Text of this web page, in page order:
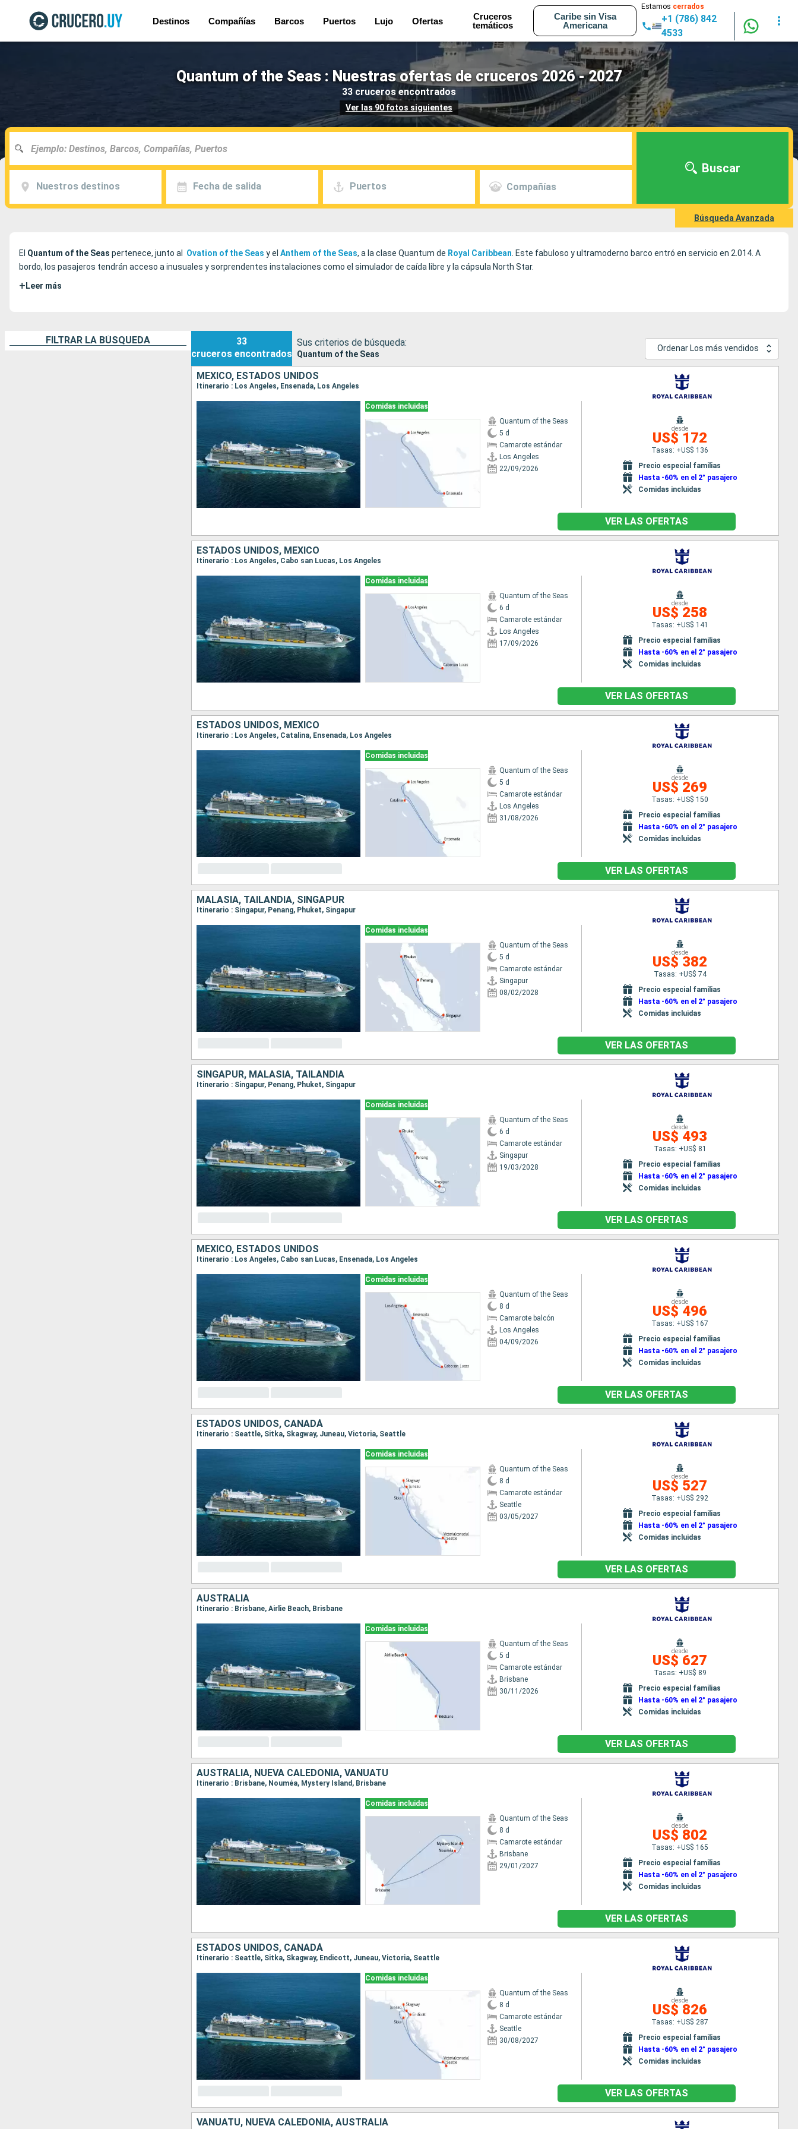
Destinos Compañías Barcos Puertos Lujo Ofertas
Cruceros
temáticos
Caribe sin Visa
Americana
Estamos cerrados
+1 (786) 842
4533
Quantum of the Seas : Nuestras ofertas de cruceros 2026 - 2027
33 cruceros encontrados
Ver las 90 fotos siguientes
Nuestros destinos Fecha de salida Puertos Compañías
Buscar
Búsqueda Avanzada
El Quantum of the Seas pertenece, junto al Ovation of the Seas y el Anthem of the Seas, a la clase Quantum de Royal Caribbean . Este fabuloso y ultramoderno barco entró en servicio en 2.014. A
bordo, los pasajeros tendrán acceso a inusuales y sorprendentes instalaciones como el simulador de caída libre y la cápsula North Star.
+ Leer más
FILTRAR LA BÚSQUEDA
33
cruceros encontrados
Sus criterios de búsqueda:
Quantum of the Seas
Ordenar Los más vendidos
MÉXICO, ESTADOS UNIDOS
Itinerario : Los Angeles, Ensenada, Los Angeles
Comidas incluidas
Quantum of the Seas
5 d
Camarote estándar
Los Angeles
22/09/2026
desde
US$ 172
Tasas: +US$ 136
Precio especial familias
Hasta -60% en el 2° pasajero
Comidas incluidas
VER LAS OFERTAS
ESTADOS UNIDOS, MÉXICO
Itinerario : Los Angeles, Cabo san Lucas, Los Angeles
Comidas incluidas
Quantum of the Seas
6 d
Camarote estándar
Los Angeles
17/09/2026
desde
US$ 258
Tasas: +US$ 141
Precio especial familias
Hasta -60% en el 2° pasajero
Comidas incluidas
VER LAS OFERTAS
ESTADOS UNIDOS, MÉXICO
Itinerario : Los Angeles, Catalina, Ensenada, Los Angeles
Comidas incluidas
Quantum of the Seas
5 d
Camarote estándar
Los Angeles
31/08/2026
desde
US$ 269
Tasas: +US$ 150
Precio especial familias
Hasta -60% en el 2° pasajero
Comidas incluidas
VER LAS OFERTAS
MALASIA, TAILANDIA, SINGAPUR
Itinerario : Singapur, Penang, Phuket, Singapur
Comidas incluidas
Quantum of the Seas
5 d
Camarote estándar
Singapur
08/02/2028
desde
US$ 382
Tasas: +US$ 74
Precio especial familias
Hasta -60% en el 2° pasajero
Comidas incluidas
VER LAS OFERTAS
SINGAPUR, MALASIA, TAILANDIA
Itinerario : Singapur, Penang, Phuket, Singapur
Comidas incluidas
Quantum of the Seas
6 d
Camarote estándar
Singapur
19/03/2028
desde
US$ 493
Tasas: +US$ 81
Precio especial familias
Hasta -60% en el 2° pasajero
Comidas incluidas
VER LAS OFERTAS
MÉXICO, ESTADOS UNIDOS
Itinerario : Los Angeles, Cabo san Lucas, Ensenada, Los Angeles
Comidas incluidas
Quantum of the Seas
8 d
Camarote balcón
Los Angeles
04/09/2026
desde
US$ 496
Tasas: +US$ 167
Precio especial familias
Hasta -60% en el 2° pasajero
Comidas incluidas
VER LAS OFERTAS
ESTADOS UNIDOS, CANADÁ
Itinerario : Seattle, Sitka, Skagway, Juneau, Victoria, Seattle
Comidas incluidas
Quantum of the Seas
8 d
Camarote estándar
Seattle
03/05/2027
desde
US$ 527
Tasas: +US$ 292
Precio especial familias
Hasta -60% en el 2° pasajero
Comidas incluidas
VER LAS OFERTAS
AUSTRALIA
Itinerario : Brisbane, Airlie Beach, Brisbane
Comidas incluidas
Quantum of the Seas
5 d
Camarote estándar
Brisbane
30/11/2026
desde
US$ 627
Tasas: +US$ 89
Precio especial familias
Hasta -60% en el 2° pasajero
Comidas incluidas
VER LAS OFERTAS
AUSTRALIA, NUEVA CALEDONIA, VANUATU
Itinerario : Brisbane, Nouméa, Mystery Island, Brisbane
Comidas incluidas
Quantum of the Seas
8 d
Camarote estándar
Brisbane
29/01/2027
desde
US$ 802
Tasas: +US$ 165
Precio especial familias
Hasta -60% en el 2° pasajero
Comidas incluidas
VER LAS OFERTAS
ESTADOS UNIDOS, CANADÁ
Itinerario : Seattle, Sitka, Skagway, Endicott, Juneau, Victoria, Seattle
Comidas incluidas
Quantum of the Seas
8 d
Camarote estándar
Seattle
30/08/2027
desde
US$ 826
Tasas: +US$ 287
Precio especial familias
Hasta -60% en el 2° pasajero
Comidas incluidas
VER LAS OFERTAS
VANUATU, NUEVA CALEDONIA, AUSTRALIA